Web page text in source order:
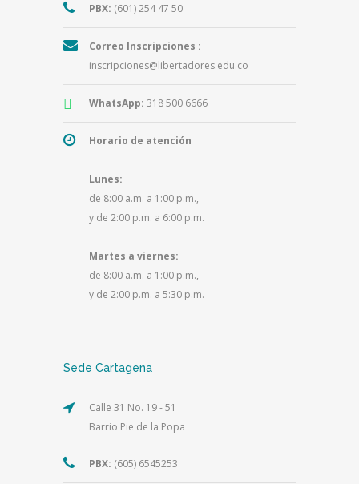
PBX: (601) 254 47 50
Correo Inscripciones :
inscripciones@libertadores.edu.co
WhatsApp: 318 500 6666
Horario de atención
Lunes:
de 8:00 a.m. a 1:00 p.m.,
y de 2:00 p.m. a 6:00 p.m.
Martes a viernes:
de 8:00 a.m. a 1:00 p.m.,
y de 2:00 p.m. a 5:30 p.m.
Sede Cartagena
Calle 31 No. 19 - 51
Barrio Pie de la Popa
PBX: (605) 6545253